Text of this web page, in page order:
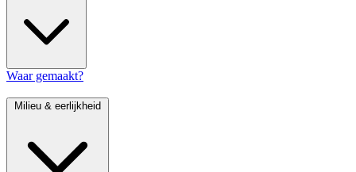
Waar gemaakt?
Milieu & eerlijkheid